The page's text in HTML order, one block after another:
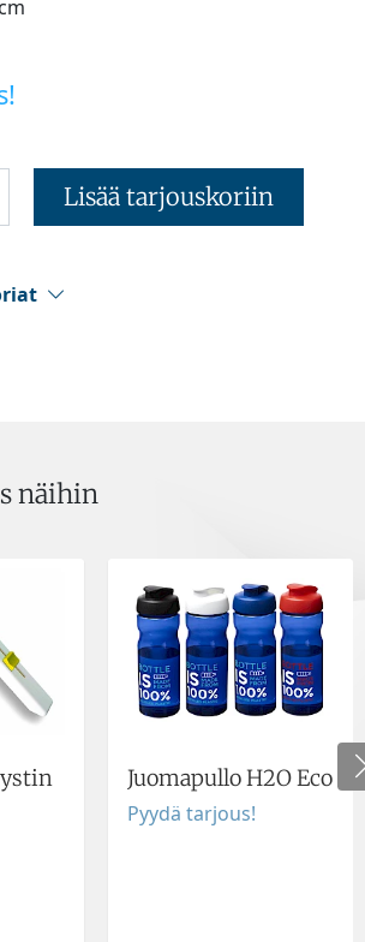
Lisää tarjouskoriin
näihin
Juomapullo H2O Eco
Pyydä tarjous!